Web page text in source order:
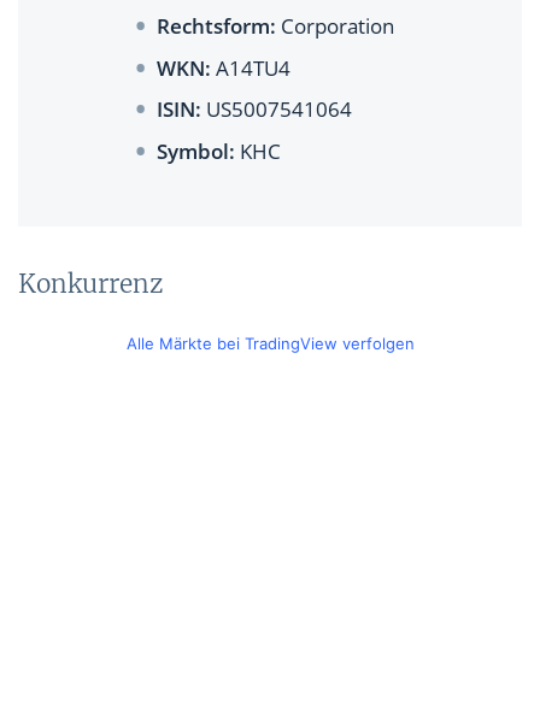
Rechtsform: Corporation
WKN: A14TU4
ISIN: US5007541064
Symbol: KHC
Konkurrenz
Alle Märkte bei TradingView verfolgen